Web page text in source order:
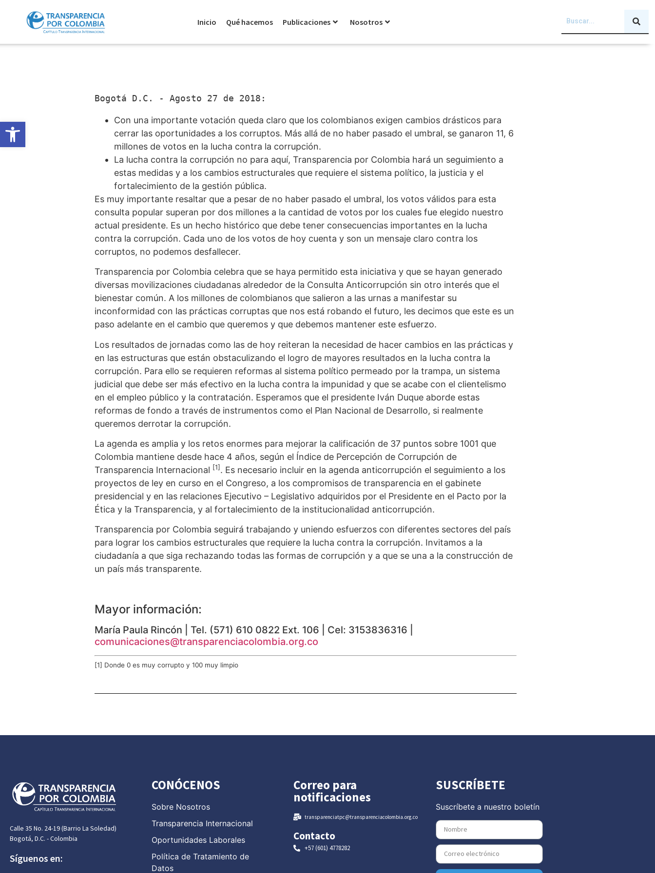
Abrir barra de herramientas
Inicio Qué hacemos Publicaciones Nosotros
Bogotá D.C. - Agosto 27 de 2018:
Con una importante votación queda claro que los colombianos exigen cambios drásticos para
cerrar las oportunidades a los corruptos. Más allá de no haber pasado el umbral, se ganaron 11, 6
millones de votos en la lucha contra la corrupción.
La lucha contra la corrupción no para aquí, Transparencia por Colombia hará un seguimiento a
estas medidas y a los cambios estructurales que requiere el sistema político, la justicia y el
fortalecimiento de la gestión pública.
Es muy importante resaltar que a pesar de no haber pasado el umbral, los votos válidos para esta
consulta popular superan por dos millones a la cantidad de votos por los cuales fue elegido nuestro
actual presidente. Es un hecho histórico que debe tener consecuencias importantes en la lucha
contra la corrupción. Cada uno de los votos de hoy cuenta y son un mensaje claro contra los
corruptos, no podemos desfallecer.
Transparencia por Colombia celebra que se haya permitido esta iniciativa y que se hayan generado
diversas movilizaciones ciudadanas alrededor de la Consulta Anticorrupción sin otro interés que el
bienestar común. A los millones de colombianos que salieron a las urnas a manifestar su
inconformidad con las prácticas corruptas que nos está robando el futuro, les decimos que este es un
paso adelante en el cambio que queremos y que debemos mantener este esfuerzo.
Los resultados de jornadas como las de hoy reiteran la necesidad de hacer cambios en las prácticas y
en las estructuras que están obstaculizando el logro de mayores resultados en la lucha contra la
corrupción. Para ello se requieren reformas al sistema político permeado por la trampa, un sistema
judicial que debe ser más efectivo en la lucha contra la impunidad y que se acabe con el clientelismo
en el empleo público y la contratación. Esperamos que el presidente Iván Duque aborde estas
reformas de fondo a través de instrumentos como el Plan Nacional de Desarrollo, si realmente
queremos derrotar la corrupción.
La agenda es amplia y los retos enormes para mejorar la calificación de 37 puntos sobre 1001 que
Colombia mantiene desde hace 4 años, según el Índice de Percepción de Corrupción de
Transparencia Internacional [1]. Es necesario incluir en la agenda anticorrupción el seguimiento a los
proyectos de ley en curso en el Congreso, a los compromisos de transparencia en el gabinete
presidencial y en las relaciones Ejecutivo – Legislativo adquiridos por el Presidente en el Pacto por la
Ética y la Transparencia, y al fortalecimiento de la institucionalidad anticorrupción.
Transparencia por Colombia seguirá trabajando y uniendo esfuerzos con diferentes sectores del país
para lograr los cambios estructurales que requiere la lucha contra la corrupción. Invitamos a la
ciudadanía a que siga rechazando todas las formas de corrupción y a que se una a la construcción de
un país más transparente.
Mayor información:
María Paula Rincón | Tel. (571) 610 0822 Ext. 106 | Cel: 3153836316 |
comunicaciones@transparenciacolombia.org.co
[1] Donde 0 es muy corrupto y 100 muy limpio
Calle 35 No. 24-19 (Barrio La Soledad)
Bogotá, D.C. - Colombia
Síguenos en:
CONÓCENOS
Sobre Nosotros
Transparencia Internacional
Oportunidades Laborales
Política de Tratamiento de
Datos
Correo para
notificaciones
transparenciatpc@transparenciacolombia.org.co
Contacto
+57 (601) 4778282
SUSCRÍBETE
Suscríbete a nuestro boletín